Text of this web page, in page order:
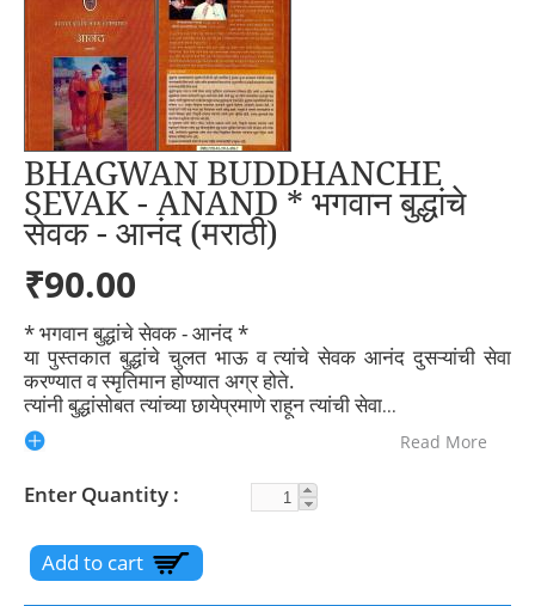
BHAGWAN BUDDHANCHE
SEVAK - ANAND * भगवान बुद्धांचे
सेवक - आनंद (मराठी)
₹90.00
* भगवान बुद्धांचे सेवक - आनंद *
या पुस्तकात बुद्धांचे चुलत भाऊ व त्यांचे सेवक आनंद दुसऱ्यांची सेवा
करण्यात व स्मृतिमान होण्यात अग्र होते.
त्यांनी बुद्धांसोबत त्यांच्या छायेप्रमाणे राहून त्यांची सेवा...
Read More
Enter Quantity